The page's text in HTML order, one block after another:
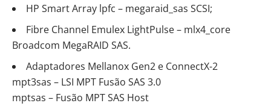
HP Smart Array lpfc – megaraid_sas SCSI;
Fibre Channel Emulex LightPulse – mlx4_core
Broadcom MegaRAID SAS.
Adaptadores Mellanox Gen2 e ConnectX-2
mpt3sas – LSI MPT Fusão SAS 3.0
mptsas – Fusão MPT SAS Host